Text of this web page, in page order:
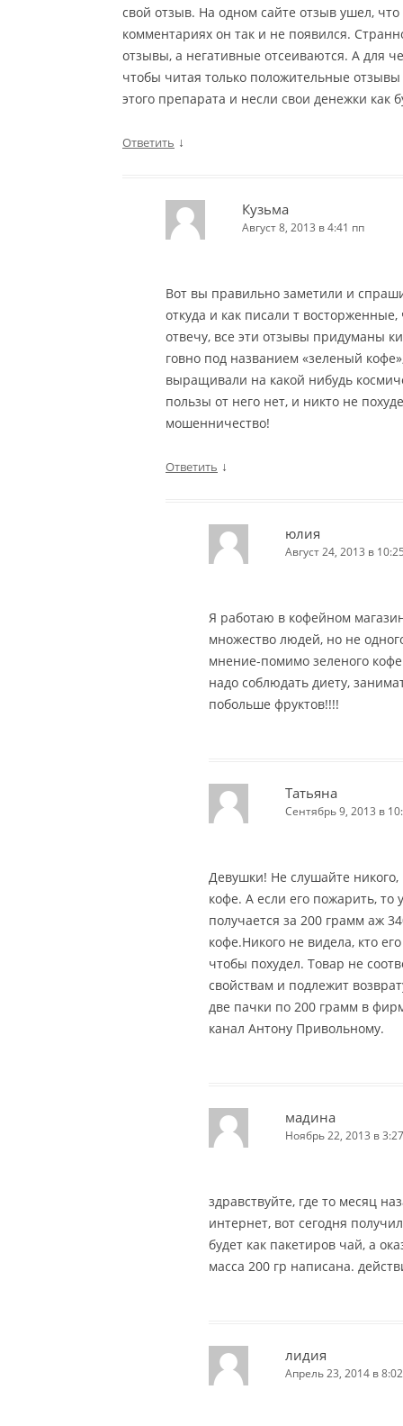
свой отзыв. На одном сайте отзыв ушел, что
комментариях он так и не появился.
отзывы, а негативные отсеиваются. А для
чтобы читая только положительные
этого препарата и несли свои денежки как
Ответить ↓
Кузьма
Август 8, 2013 в 4:41 пп
Вот вы правильно заметили и
откуда и как писали т
отвечу, все эти отзывы придуманы
говно под названием «зеленый
выращивали на какой нибудь
пользы от него нет, и никто не
мошенничество!
Ответить ↓
юлия
Август 24, 2013 в
Я работаю в кофейном
множество людей, но не
мнение-помимо зеленого
надо соблюдать диету,
побольше фруктов!!!!
Татьяна
Сентябрь 9, 2013 в
Девушки! Не слушайте
кофе. А если его пожарить, то
получается за 200 грамм аж
кофе.Никого не видела, кто
чтобы похудел. Товар не
свойствам и подлежит
две пачки по 200 грамм в
канал Антону Привольному.
мадина
Ноябрь 22, 2013 в
здравствуйте, где то месяц
интернет, вот сегодня
будет как пакетиров чай, а
масса 200 гр написана.
лидия
Апрель 23, 2014 в